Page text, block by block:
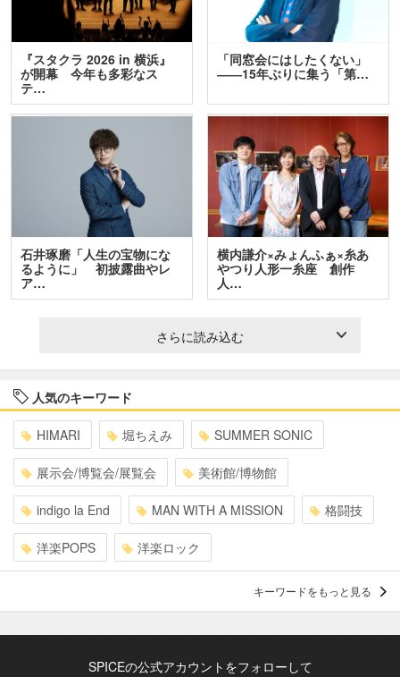
『スタクラ 2026 in 横浜』
が開幕 今年も多彩なス
テ…
「同窓会にはしたくない」
――15年ぶりに集う「第…
石井琢磨「人生の宝物にな
るように」 初披露曲やレ
ア…
横内謙介×みょんふぁ×糸あ
やつり人形一糸座 創作
人…
さらに読み込む
人気のキーワード
HIMARI 堀ちえみ SUMMER SONIC
展示会/博覧会/展覧会 美術館/博物館
indigo la End MAN WITH A MISSION 格闘技
洋楽POPS 洋楽ロック
キーワードをもっと見る
SPICEの公式アカウントをフォローして